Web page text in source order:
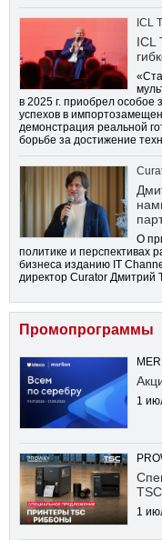
ICL
ICL
в 2025 г. приобрел особое
успехов в
демонстрация реальной
борьбе за достижение
О
политике и перспективах
бизнеса изданию IT
директор Curator Дмитрий
Промопрограммы
1
1